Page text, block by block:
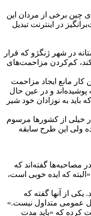
چین برخی از مردان این
در اینترنت تبدیل
در شهر ژنگژو که قرار
کم‌کردن مزاحمت‌های
مانع ایجاد مزاحمت
پوشیده‌اند و در عین حال
باید به نوزادان خود شیر
خیلی از کشورها مرسوم
ولی این طرح سابقه
مصاحبه‌ها گفته‌اند که
که ایده خوبی است،
از آنها گفته که
عمومی متداول نیست.»
کرده که «باید مدت